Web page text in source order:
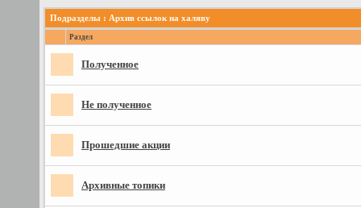
Подразделы : Архив ссылок на халяву
Раздел
Полученное
Не полученное
Прошедшие акции
Архивные топики